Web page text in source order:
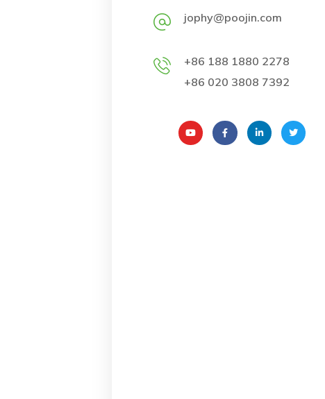
jophy@poojin.com
+86 188 1880 2278
+86 020 3808 7392